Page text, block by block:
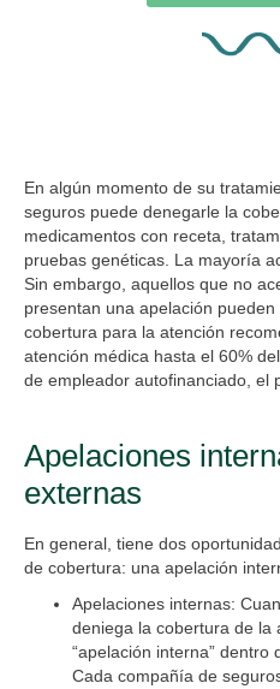
En algún momento de su
seguros puede denegarle la
medicamentos con receta,
pruebas genéticas. La mayoría
Sin embargo, aquellos que no
presentan una apelación
cobertura para la atención
atención médica hasta el 60%
de empleador autofinanciado, el
Apelaciones
externas
En general, tiene dos
de cobertura: una apelación
Apelaciones internas:
deniega la cobertura de la
“apelación interna” dentro
Cada compañía de